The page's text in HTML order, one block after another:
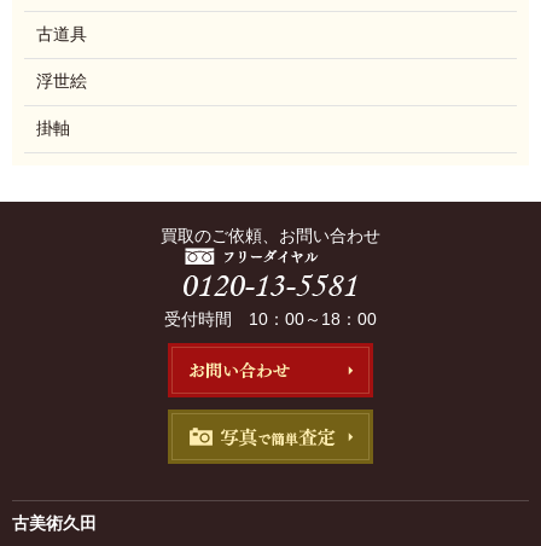
古道具
浮世絵
掛軸
買取のご依頼、お問い合わせ
受付時間 10：00～18：00
古美術久田